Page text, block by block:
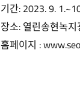
기간: 2023. 9.
장소: 열린송현녹
홈페이지 :